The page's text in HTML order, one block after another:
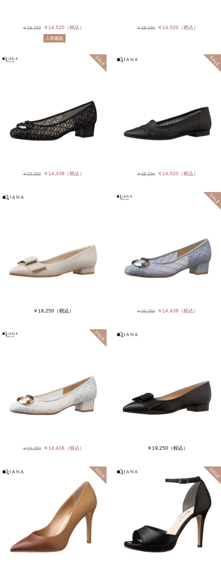
￥18,150 ￥14,520（税込） ￥18,150 ￥14,520 （税込）
￥19,250 ￥14,438 （税込） ￥18,150 ￥14,520 （税込）
￥19,250（税込） ￥19,250 ￥14,438 （税込）
￥19,250 ￥14,438 （税込） ￥19,250 （税込）